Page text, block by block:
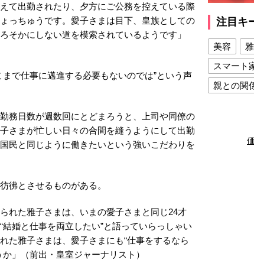
て出勤されたり、夕方にご公務を控えている際
っちゅうです。愛子さまは目下、皇族としての
そかにしない道を模索されているようです」
で仕事に邁進する必要もないのでは”という声
務日数が週数回にとどまろうと、上司や同僚の
さまが忙しい日々の合間を縫うようにして出勤
民と同じように働きたいという強いこだわりを
彿とさせるものがある。
れた雅子さまは、いまの愛子さまと同じ24才
婚と仕事を両立したい”と語っていらっしゃい
た雅子さまは、愛子さまにも“仕事をするなら
」（前出・皇室ジャーナリスト）
注目キ
美容
スマート
親との関
夫との関